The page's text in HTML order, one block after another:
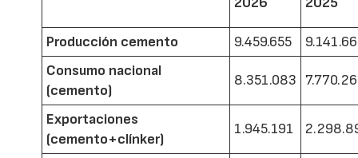
Producción cemento 9.459.655
Consumo nacional
(cemento)
8.351.083
Exportaciones
(cemento+clínker)
1.945.191